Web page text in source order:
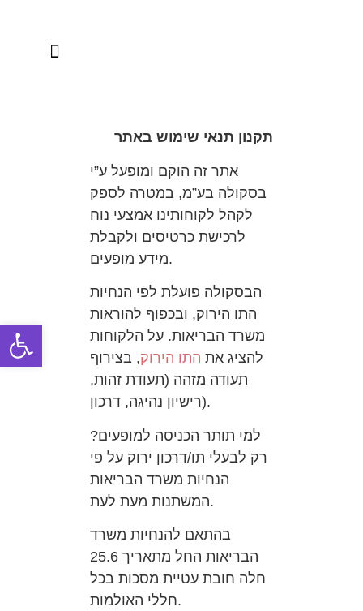
תקנון תנאי שימוש באתר
אתר זה הוקם ומופעל ע”י
בסקולה בע”מ, במטרה לספק
לקהל לקוחותינו אמצעי נוח
לרכישת כרטיסים ולקבלת
מידע מופעים.
הבסקולה פועלת לפי הנחיות
התו הירוק, ובכפוף להוראות
משרד הבריאות. על הלקוחות
להציג את התו הירוק, בצירוף
תעודה מזהה (תעודת זהות,
רישיון נהיגה, דרכון).
למי תותר הכניסה למופעים?
רק לבעלי תו/דרכון ירוק על פי
הנחיות משרד הבריאות
המשתנות מעת לעת.
בהתאם להנחיות משרד
הבריאות החל מתאריך 25.6
חלה חובת עטיית מסכות בכל
חללי האולמות.
Open toolbar